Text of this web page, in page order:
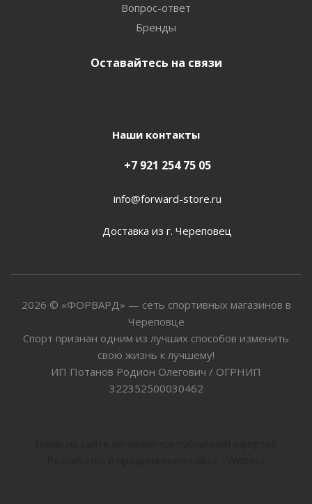
Вопрос-ответ
Бренды
Оставайтесь на связи
Наши контакты
+7 921 254 75 05
info@forward-store.ru
Доставка из г. Череповец
2026 © «ФОРВАРД» — сеть спортивных магазинов в
Череповце
Спорт признан одним из лучших способов изменить
свою жизнь к лучшему!
ИП Потанов Родион Олегович / ОГРНИП
322352500030462